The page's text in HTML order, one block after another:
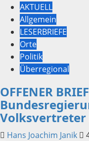
AKTUELL
Allgemein
LESERBRIEFE
Orte
Politik
Überregional
OFFENER
Volksvertreter
Hans Joachim Janik